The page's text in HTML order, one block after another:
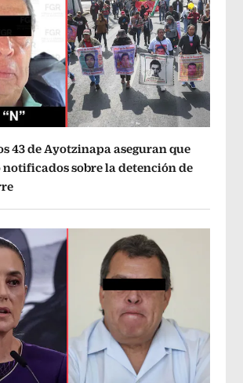
43 de Ayotzinapa aseguran que
notificados sobre la detención de